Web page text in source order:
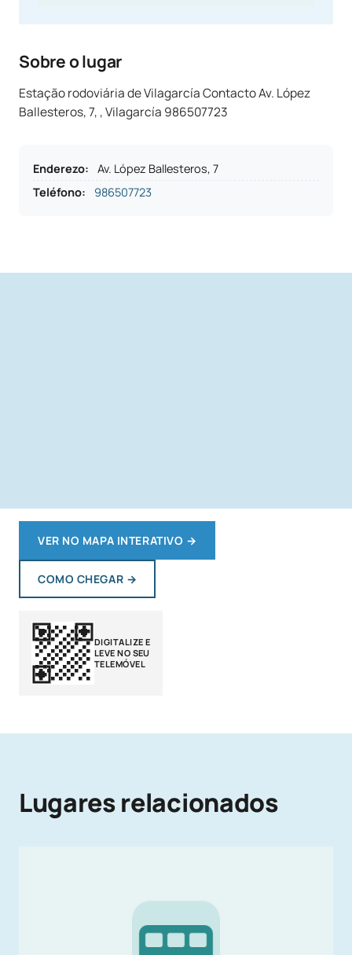
Sobre o lugar
Estação rodoviária de Vilagarcía Contacto Av. López
Ballesteros, 7, , Vilagarcía 986507723
Enderezo:
Av. López Ballesteros, 7
Teléfono: 986507723
VER NO MAPA INTERATIVO →
COMO CHEGAR →
DIGITALIZE E
LEVE NO SEU
TELEMÓVEL
Lugares relacionados